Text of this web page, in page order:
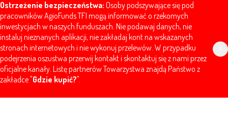
Ostrzeżenie bezpieczeństwa: Osoby podszywające się pod
pracowników AgioFunds TFI mogą informować o rzekomych
inwestycjach w naszych funduszach. Nie podawaj danych, nie
instaluj nieznanych aplikacji, nie zakładaj kont na wskazanych
stronach internetowych i nie wykonuj przelewów. W przypadku
podejrzenia oszustwa przerwij kontakt i skontaktuj się z nami przez
oficjalne kanały. Listę partnerów Towarzystwa znajdą Państwo z
zakładce "Gdzie kupić?".